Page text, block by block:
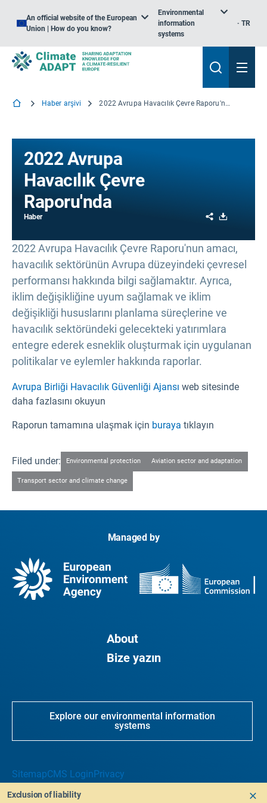
An official website of the European
Union | How do you know?
Environmental
information
systems
TR
Haber arşivi 2022 Avrupa Havacılık Çevre Raporu'nda
2022 Avrupa
Havacılık Çevre
Raporu'nda
Haber Share
2022 Avrupa Havacılık Çevre Raporu'nun amacı,
havacılık sektörünün Avrupa düzeyindeki çevresel
performansı hakkında bilgi sağlamaktır. Ayrıca,
iklim değişikliğine uyum sağlamak ve iklim
değişikliği hususlarını planlama süreçlerine ve
havacılık sektöründeki gelecekteki yatırımlara
entegre ederek esneklik oluşturmak için uygulanan
politikalar ve eylemler hakkında raporlar.
Avrupa Birliği Havacılık Güvenliği Ajansı web sitesinde
daha fazlasını okuyun
Raporun tamamına ulaşmak için buraya tıklayın
Filed under: Environmental protection Aviation sector and adaptation
Transport sector and climate change
Managed by
About
Bize yazın
Explore our environmental information
systems
SitemapCMS LoginPrivacy
Exclusion of liability